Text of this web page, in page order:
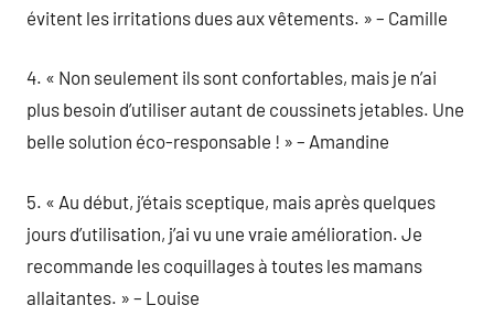
évitent les irritations dues aux vêtements. » – Camille
4. « Non seulement ils sont confortables, mais je n’ai
plus besoin d’utiliser autant de coussinets jetables. Une
belle solution éco-responsable ! » – Amandine
5. « Au début, j’étais sceptique, mais après quelques
jours d’utilisation, j’ai vu une vraie amélioration. Je
recommande les coquillages à toutes les mamans
allaitantes. » – Louise